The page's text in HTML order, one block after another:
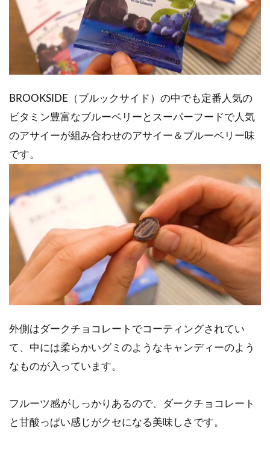
BROOKSIDE（ブルックサイド）の中でも定番人気の
ビタミン豊富なブルーベリーとスーパーフードで人気
のアサイーが組み合わせのアサイー＆ブルーベリー味
です。
外側はダークチョコレートでコーティングされてい
て、中には柔らかいグミのようなキャンディーのよう
なものが入っています。
フルーツ感がしっかりあるので、ダークチョコレート
と甘酸っぱい感じがクセになる美味しさです。